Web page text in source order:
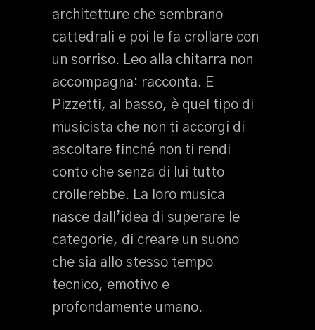
architetture che sembrano
cattedrali e poi le fa crollare con
un sorriso. Leo alla chitarra non
accompagna: racconta. E
Pizzetti, al basso, è quel tipo di
musicista che non ti accorgi di
ascoltare finché non ti rendi
conto che senza di lui tutto
crollerebbe. La loro musica
nasce dall’idea di superare le
categorie, di creare un suono
che sia allo stesso tempo
tecnico, emotivo e
profondamente umano.